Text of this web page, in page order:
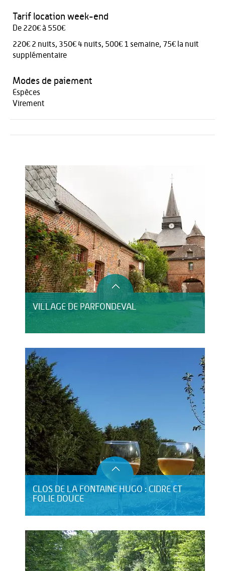
Tarif location week-end
De 220€ à 550€
220€ 2 nuits, 350€ 4 nuits, 500€ 1 semaine, 75€ la nuit
supplémentaire
Modes de paiement
Espèces
Virement
VILLAGE DE PARFONDEVAL
CLOS DE LA FONTAINE HUGO : CIDRE ET
FOLIE DOUCE